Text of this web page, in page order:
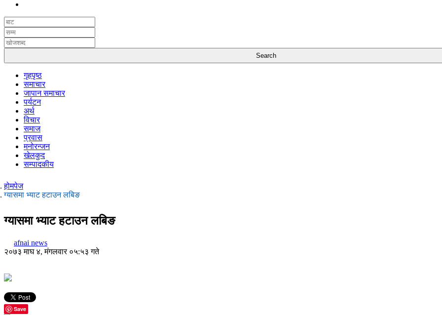
गृहपृष्ठ
समाचार
जापान समाचार
पर्यटन
अर्थ
विचार
समाज
प्रवास
मनोरन्जन
खेलकुद
सम्पादकीय
होमपेज
ग्यासमा भ्याट हटाउन लबिङ
ग्यासमा भ्याट हटाउन लबिङ
afnai news
२०७३ माघ ४, मंगलवार ०५:५३ गते
Save